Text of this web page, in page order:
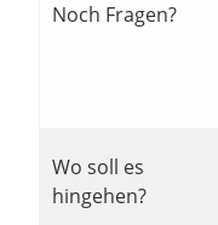
Noch Fragen?
Wo soll es
hingehen?